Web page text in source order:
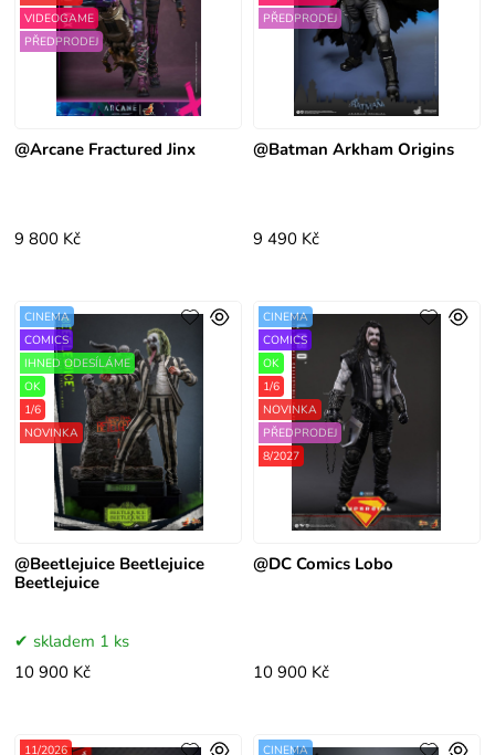
@Arcane Fractured Jinx
VIDEOGAME
PŘEDPRODEJ
9 800 Kč
@Batman Arkham Origins
PŘEDPRODEJ
9 490 Kč
@Beetlejuice Beetlejuice
Beetlejuice
CINEMA
COMICS
IHNED ODESÍLÁME
OK
1/6
NOVINKA
skladem 1 ks
10 900 Kč
@DC Comics Lobo
CINEMA
COMICS
OK
1/6
NOVINKA
PŘEDPRODEJ
8/2027
10 900 Kč
11/2026 CINEMA